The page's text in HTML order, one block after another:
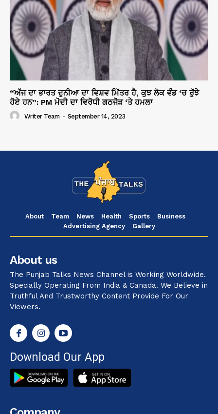
“ਅੱਜ ਦਾ ਭਾਰਤ ਦੁਨੀਆ ਦਾ ਵਿਸ਼ਵ ਮਿੱਤਰ ਹੈ, ਕੁਝ ਲੋਕ ਵੰਡ ‘ਚ ਰੁੱਝੇ
ਹੋਏ ਹਨ”: PM ਮੋਦੀ ਦਾ ਵਿਰੋਧੀ ਗਠਜੋੜ ‘ਤੇ ਹਮਲਾ
Writer Team - September 14, 2023
About Team News Health Sports
Business
Advertising Agency
Gallery
About us
The Punjab Talks News Channel is Working Worldwide.
Specially Operating From India & Canada. We Believe in
Truthful And Trustworthy Content Provide For Our
Viewers.
Download Our App